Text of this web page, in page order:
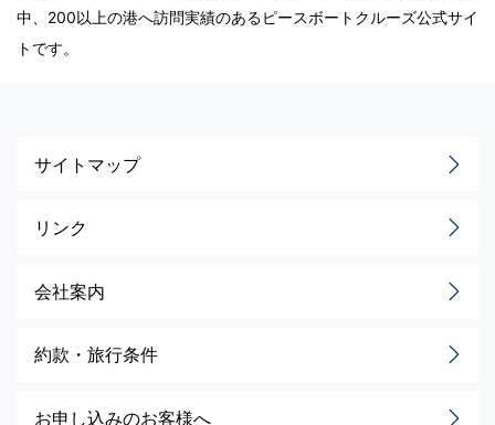
中、200以上の港へ訪問実績のあるピースボートクルーズ公式サイ
トです。
サイトマップ
リンク
会社案内
約款・旅行条件
お申し込みのお客様へ